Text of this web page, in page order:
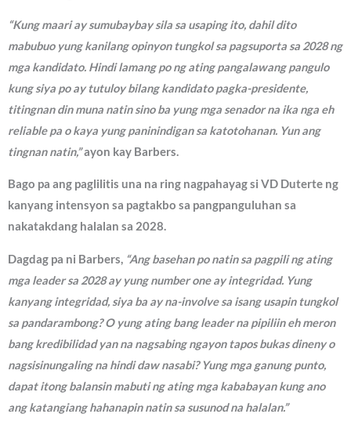
“Kung maari ay sumubaybay sila sa usaping ito, dahil dito
mabubuo yung kanilang opinyon tungkol sa pagsuporta sa 2028 ng
mga kandidato. Hindi lamang po ng ating pangalawang pangulo
kung siya po ay tutuloy bilang kandidato pagka-presidente,
titingnan din muna natin sino ba yung mga senador na ika nga eh
reliable pa o kaya yung paninindigan sa katotohanan. Yun ang
tingnan natin,”ayon kay Barbers.
Bago pa ang paglilitis una na ring nagpahayag si VD Duterte ng
kanyang intensyon sa pagtakbo sa pangpanguluhan sa
nakatakdang halalan sa 2028.
Dagdag pa ni Barbers, “Ang basehan po natin sa pagpili ng ating
mga leader sa 2028 ay yung number one ay integridad. Yung
kanyang integridad, siya ba ay na-involve sa isang usapin tungkol
sa pandarambong? O yung ating bang leader na pipiliin eh meron
bang kredibilidad yan na nagsabing ngayon tapos bukas dineny o
nagsisinungaling na hindi daw nasabi? Yung mga ganung punto,
dapat itong balansin mabuti ng ating mga kababayan kung ano
ang katangiang hahanapin natin sa susunod na halalan.”